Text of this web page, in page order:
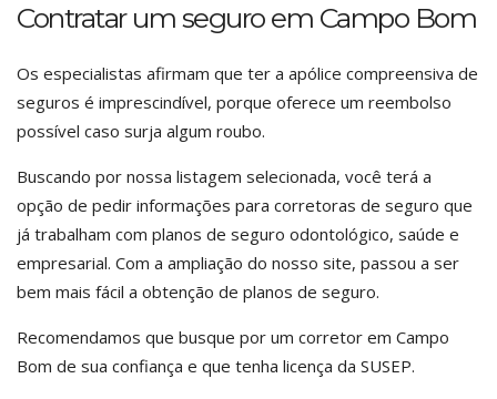
Contratar um seguro em Campo Bom
Os especialistas afirmam que ter a apólice compreensiva de
seguros é imprescindível, porque oferece um reembolso
possível caso surja algum roubo.
Buscando por nossa listagem selecionada, você terá a
opção de pedir informações para corretoras de seguro que
já trabalham com planos de seguro odontológico, saúde e
empresarial. Com a ampliação do nosso site, passou a ser
bem mais fácil a obtenção de planos de seguro.
Recomendamos que busque por um corretor em Campo
Bom de sua confiança e que tenha licença da SUSEP.